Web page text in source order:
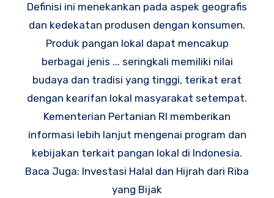
Definisi ini menekankan pada aspek geografis
dan kedekatan produsen dengan konsumen.
Produk pangan lokal dapat mencakup
berbagai jenis ... seringkali memiliki nilai
budaya dan tradisi yang tinggi, terikat erat
dengan kearifan lokal masyarakat setempat.
Kementerian Pertanian RI memberikan
informasi lebih lanjut mengenai program dan
kebijakan terkait pangan lokal di Indonesia.
Baca Juga: Investasi Halal dan Hijrah dari Riba
yang Bijak